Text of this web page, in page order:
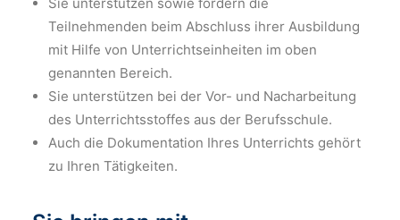
Teilnehmenden beim Abschluss ihrer Ausbildung
mit Hilfe von Unterrichtseinheiten im oben
genannten Bereich.
Sie unterstützen bei der Vor- und Nacharbeitung
des Unterrichtsstoffes aus der Berufsschule.
Auch die Dokumentation Ihres Unterrichts gehört
zu Ihren Tätigkeiten.